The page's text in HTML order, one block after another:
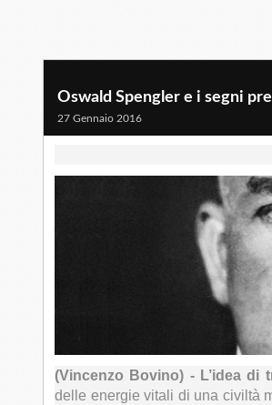
Oswald Spengler e i segni
27 Gennaio 2016
(Vincenzo Bovino) - L’idea di
delle energie vitali di una civiltà